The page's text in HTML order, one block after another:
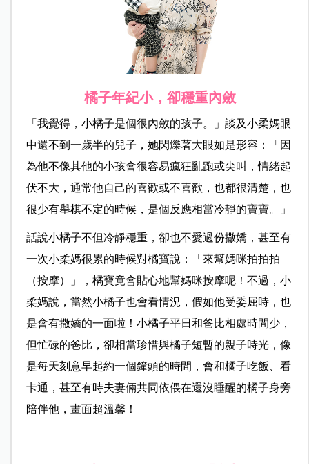
橘子年紀小，卻穩重內斂
「我覺得，小橘子是個很內斂的孩子。」談及小柔媽眼
中還不到一歲半的兒子，她閃爍著大眼如是形容：「因
為他不像其他的小孩會很容易瘋狂亂跑或尖叫，情緒起
伏不大，通常他自己的喜歡或不喜歡，也都很清楚，也
很少有舉棋不定的時候，是個反應相當冷靜的寶寶。」
話說小橘子不但冷靜穩重，卻也不愛過份撒嬌，甚至有
一次小柔媽很累的時候對橘寶說：「來幫媽咪拍拍拍
（按摩）」，橘寶竟會貼心地幫媽咪按摩呢！不過，小
柔媽說，當然小橘子也會看情況，假如他受委屈時，也
是會有撒嬌的一面啦！小橘子平日和爸比相處時間少，
但忙碌的爸比，卻相當珍惜與橘子短暫的親子時光，像
是每天刻意早起約一個鐘頭的時間，會和橘子吃飯、看
卡通，甚至有時夫妻倆共同依偎在還沒睡醒的橘子身旁
陪伴他，畫面超溫馨！